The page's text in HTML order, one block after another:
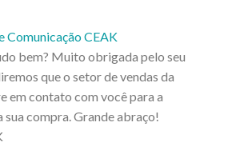
Comunicação CEAK
bem? Muito obrigada pelo seu
que o setor de vendas da
em contato com você para a
sua compra. Grande abraço!